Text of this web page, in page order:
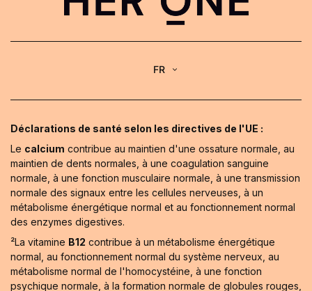
FR
Déclarations de santé selon les directives de l'UE :
Le calcium contribue au maintien d'une ossature normale, au
maintien de dents normales, à une coagulation sanguine
normale, à une fonction musculaire normale, à une transmission
normale des signaux entre les cellules nerveuses, à un
métabolisme énergétique normal et au fonctionnement normal
des enzymes digestives.
²La vitamine B12 contribue à un métabolisme énergétique
normal, au fonctionnement normal du système nerveux, au
métabolisme normal de l'homocystéine, à une fonction
psychique normale, à la formation normale de globules rouges,